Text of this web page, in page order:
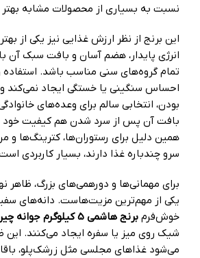
نسبت به بسیاری از محصولات مشابه
این برنج از نظر ارزش غذایی نیز یکی از
انرژی پایدار، هضم آسان و بافت سبک آن
تمام گروه‌های سنی مناسب باشد. استفاده
احساس سنگینی یا خستگی ایجاد نمی‌کند
بودن، انتخابی سالم برای وعده‌های
بافت آن پس از سرد شدن هم کیفیت خود
همین دلیل برای رستوران‌ها، کترینگ‌ها و
سرو چندباره غذا دارند، بسیار کاربردی
برای مهمانی‌ها و دورهمی‌های بزرگ، ظاهر
یکی از مهم‌ترین مزیت‌هاست. دانه‌های
خوش‌فرم برنج هاشمی 5 کیلوگرم جوانه چین
شیک روی میز یا سفره ایجاد می‌کنند.
می‌شود غذاهای مجلسی مثل زرشک‌پلو،